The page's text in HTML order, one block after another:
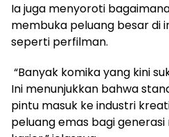
Ia juga menyoroti
membuka peluang besar di
seperti perfilman.
“Banyak komika yang kini
Ini menunjukkan bahwa
pintu masuk ke industri
peluang emas bagi